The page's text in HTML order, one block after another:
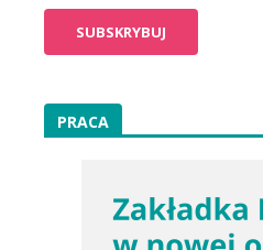
PRACA